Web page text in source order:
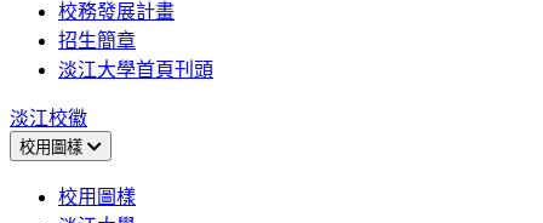
校務發展計畫
招生簡章
淡江大學首頁刊頭
淡江校徽
校用圖樣
校用圖樣